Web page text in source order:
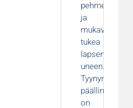
pehmeää
ja
mukavaa
tukea
lapsen
uneen.
Tyynyn
päällinen
on